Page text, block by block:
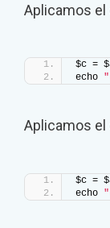
Aplicamos el
$c =
echo
Aplicamos el
$c =
echo